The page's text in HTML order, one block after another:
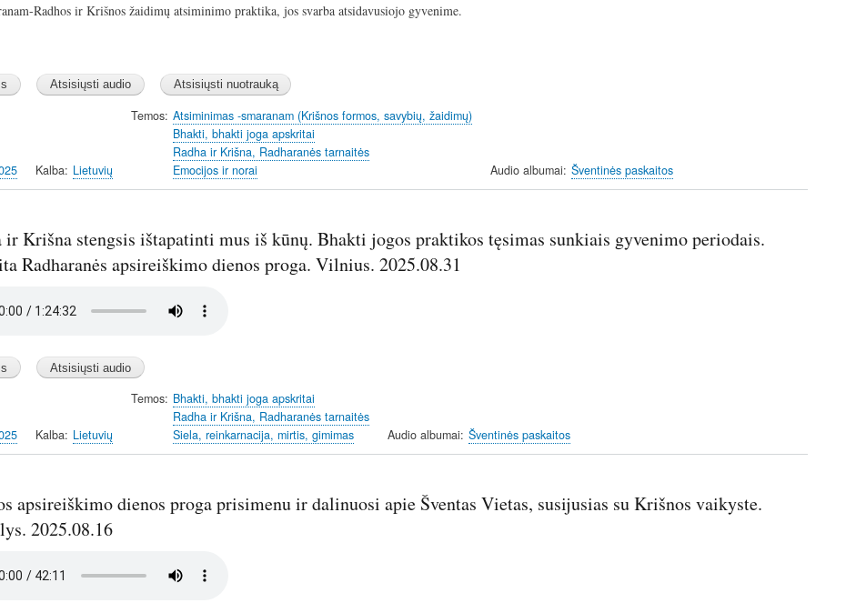
Radhos ir Krišnos žaidimų atsiminimo praktika, jos svarba atsidavusiojo gyvenime.
Kalba Lietuvių
Temos Atsiminimas -smaranam (Krišnos formos, savybių, žaidimų)
Bhakti, bhakti joga apskritai
Radha ir Krišna, Radharanės tarnaitės
Emocijos ir norai
Audio albumai Šventinės paskaitos
ir Krišna stengsis ištapatinti mus iš kūnų. Bhakti jogos praktikos tęsimas sunkiais gyvenimo periodais.
Radharanės apsireiškimo dienos proga. Vilnius. 2025.08.31
Kalba Lietuvių
Temos Bhakti, bhakti joga apskritai
Radha ir Krišna, Radharanės tarnaitės
Siela, reinkarnacija, mirtis, gimimas
Audio albumai Šventinės paskaitos
apsireiškimo dienos proga prisimenu ir dalinuosi apie Šventas Vietas, susijusias su Krišnos vaikyste.
2025.08.16